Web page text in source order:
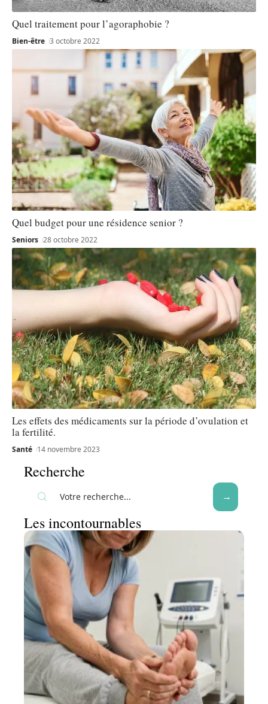
Quel traitement pour l’agoraphobie ?
Bien-être 3 octobre 2022
Quel budget pour une résidence senior ?
Seniors 28 octobre 2022
Les effets des médicaments sur la période d’ovulation et
la fertilité.
Santé 14 novembre 2023
Recherche
Les incontournables